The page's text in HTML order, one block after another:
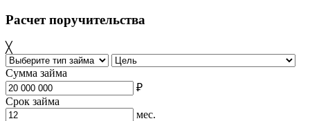
Расчет поручительства
╳
Сумма займа
₽
Срок займа
мес.